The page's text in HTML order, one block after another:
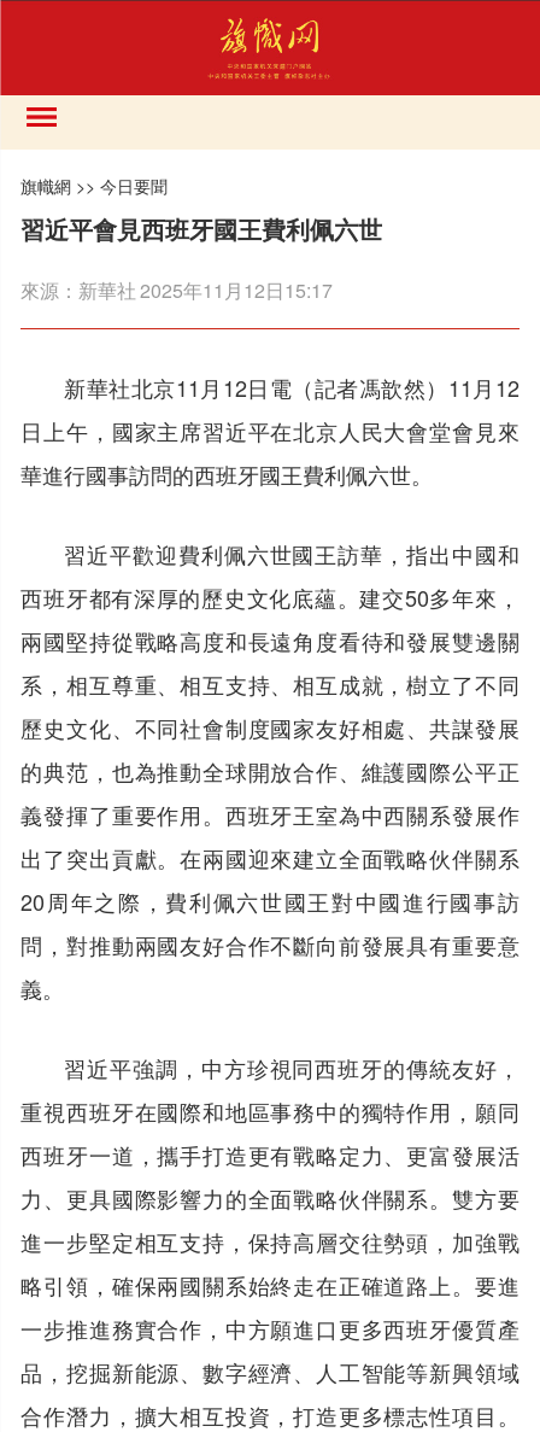
旗幟網 >>今日要聞
習近平會見西班牙國王費利佩六世
來源： 新華社2025年11月12日15:17
新華社北京11月12日電（記者馮歆然）11月12
日上午，國家主席習近平在北京人民大會堂會見來
華進行國事訪問的西班牙國王費利佩六世。
習近平歡迎費利佩六世國王訪華，指出中國和
西班牙都有深厚的歷史文化底蘊。建交50多年來，
兩國堅持從戰略高度和長遠角度看待和發展雙邊關
系，相互尊重、相互支持、相互成就，樹立了不同
歷史文化、不同社會制度國家友好相處、共謀發展
的典范，也為推動全球開放合作、維護國際公平正
義發揮了重要作用。西班牙王室為中西關系發展作
出了突出貢獻。在兩國迎來建立全面戰略伙伴關系
20周年之際，費利佩六世國王對中國進行國事訪
問，對推動兩國友好合作不斷向前發展具有重要意
義。
習近平強調，中方珍視同西班牙的傳統友好，
重視西班牙在國際和地區事務中的獨特作用，願同
西班牙一道，攜手打造更有戰略定力、更富發展活
力、更具國際影響力的全面戰略伙伴關系。雙方要
進一步堅定相互支持，保持高層交往勢頭，加強戰
略引領，確保兩國關系始終走在正確道路上。要進
一步推進務實合作，中方願進口更多西班牙優質產
品，挖掘新能源、數字經濟、人工智能等新興領域
合作潛力，擴大相互投資，打造更多標志性項目。